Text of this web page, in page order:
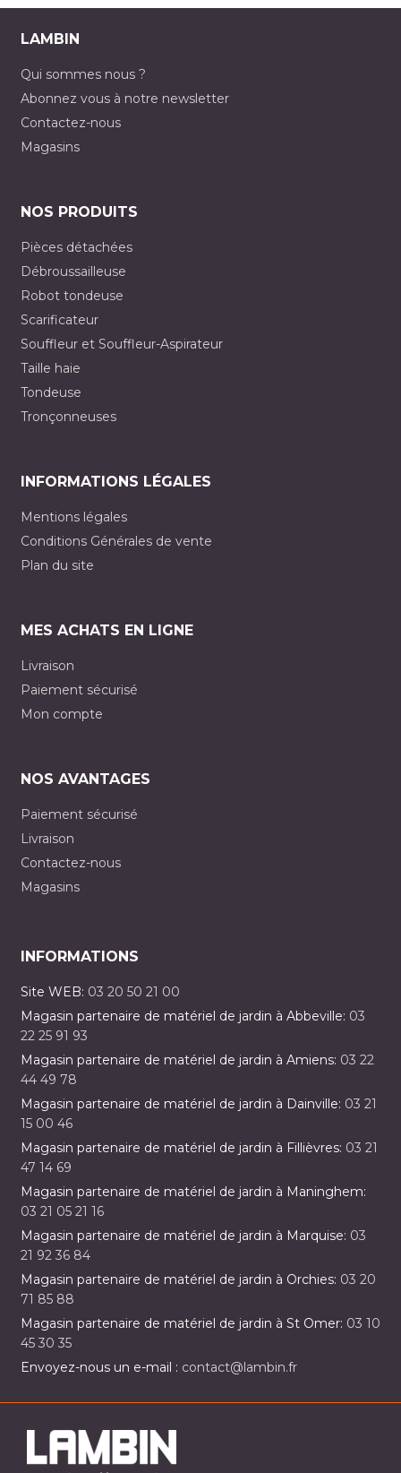
LAMBIN
Qui sommes nous ?
Abonnez vous à notre newsletter
Contactez-nous
Magasins
NOS PRODUITS
Pièces détachées
Débroussailleuse
Robot tondeuse
Scarificateur
Souffleur et Souffleur-Aspirateur
Taille haie
Tondeuse
Tronçonneuses
INFORMATIONS LÉGALES
Mentions légales
Conditions Générales de vente
Plan du site
MES ACHATS EN LIGNE
Livraison
Paiement sécurisé
Mon compte
NOS AVANTAGES
Paiement sécurisé
Livraison
Contactez-nous
Magasins
INFORMATIONS
Site WEB: 03 20 50 21 00
Magasin partenaire de matériel de jardin à Abbeville: 03
22 25 91 93
Magasin partenaire de matériel de jardin à Amiens: 03 22
44 49 78
Magasin partenaire de matériel de jardin à Dainville: 03 21
15 00 46
Magasin partenaire de matériel de jardin à Fillièvres: 03 21
47 14 69
Magasin partenaire de matériel de jardin à Maninghem:
03 21 05 21 16
Magasin partenaire de matériel de jardin à Marquise: 03
21 92 36 84
Magasin partenaire de matériel de jardin à Orchies: 03 20
71 85 88
Magasin partenaire de matériel de jardin à St Omer: 03 10
45 30 35
Envoyez-nous un e-mail : contact@lambin.fr